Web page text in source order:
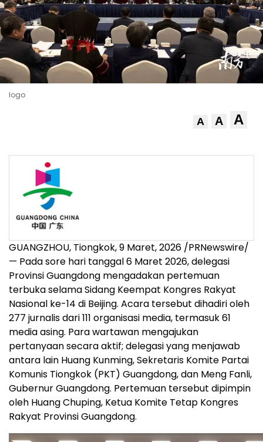
logo
A A A
GUANGZHOU, Tiongkok,9 Maret, 2026 /PRNewswire/
— Pada sore hari tanggal 6 Maret 2026, delegasi
Provinsi Guangdong mengadakan pertemuan
terbuka selama Sidang Keempat Kongres Rakyat
Nasional ke-14 di Beijing. Acara tersebut dihadiri oleh
277 jurnalis dari 111 organisasi media, termasuk 61
media asing. Para wartawan mengajukan
pertanyaan secara aktif; delegasi yang menjawab
antara lain Huang Kunming, Sekretaris Komite Partai
Komunis Tiongkok (PKT) Guangdong, dan Meng Fanli,
Gubernur Guangdong. Pertemuan tersebut dipimpin
oleh Huang Chuping, Ketua Komite Tetap Kongres
Rakyat Provinsi Guangdong.